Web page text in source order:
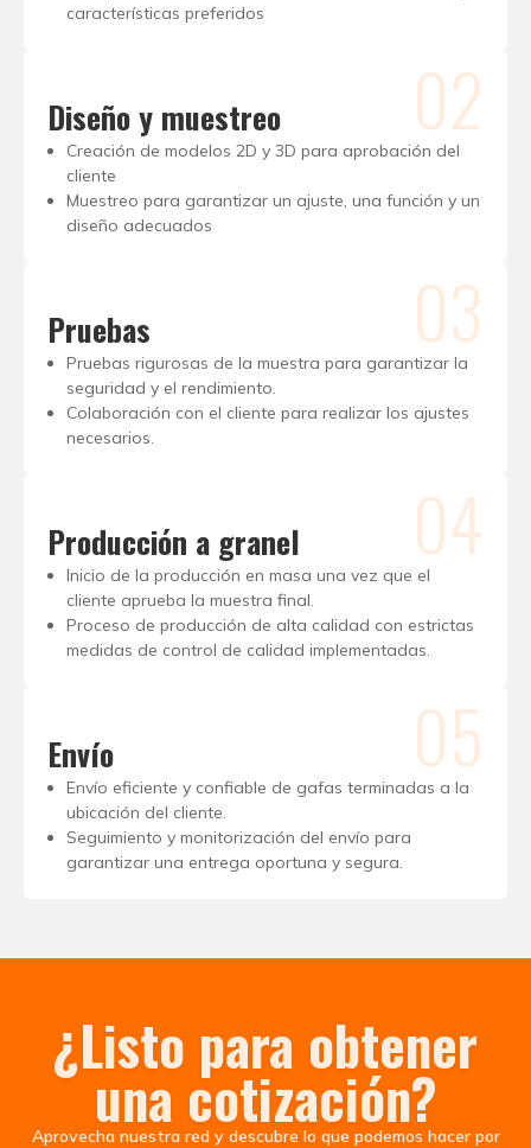
características preferidos
02
Diseño y muestreo
Creación de modelos 2D y 3D para aprobación del
cliente
Muestreo para garantizar un ajuste, una función y un
diseño adecuados
03
Pruebas
Pruebas rigurosas de la muestra para garantizar la
seguridad y el rendimiento.
Colaboración con el cliente para realizar los ajustes
necesarios.
04
Producción a granel
Inicio de la producción en masa una vez que el
cliente aprueba la muestra final.
Proceso de producción de alta calidad con estrictas
medidas de control de calidad implementadas.
05
Envío
Envío eficiente y confiable de gafas terminadas a la
ubicación del cliente.
Seguimiento y monitorización del envío para
garantizar una entrega oportuna y segura.
¿Listo para obtener
una cotización?
Aprovecha nuestra red y descubre lo que podemos hacer por